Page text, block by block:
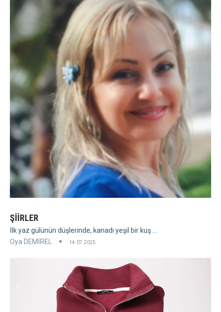
ŞİİRLER
İlk yaz gülünün düşlerinde, kanadı yeşil bir kuş ...
Oya DEMİREL
14.07.2025